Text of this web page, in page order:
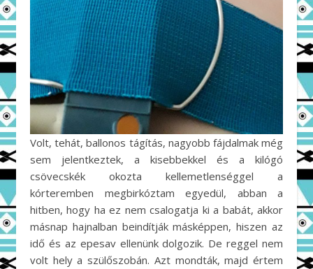
Volt, tehát, ballonos tágítás, nagyobb fájdalmak még
sem jelentkeztek, a kisebbekkel és a kilógó
csövecskék okozta kellemetlenséggel a
kórteremben megbirkóztam egyedül, abban a
hitben, hogy ha ez nem csalogatja ki a babát, akkor
másnap hajnalban beindítják másképpen, hiszen az
idő és az epesav ellenünk dolgozik. De reggel nem
volt hely a szülőszobán. Azt mondták, majd értem